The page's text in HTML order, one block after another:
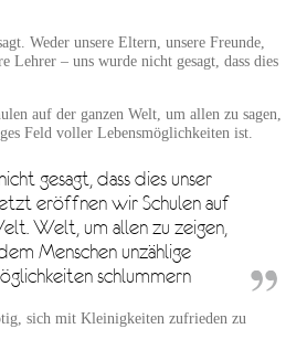
Weder unsere Eltern, unsere Freunde,
Lehrer – uns wurde nicht gesagt, dass dies
auf der ganzen Welt, um allen zu sagen,
Feld voller Lebensmöglichkeiten ist.
gesagt, dass dies unser
eröffnen wir Schulen auf
Welt, um allen zu zeigen,
Menschen unzählige
schlummern
sich mit Kleinigkeiten zufrieden zu